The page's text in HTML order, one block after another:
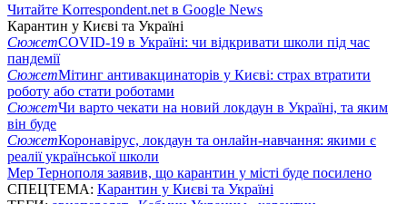
Читайте Korrespondent.net в Google News
Карантин у Києві та Україні
СюжетCOVID-19 в Україні: чи відкривати школи під час
пандемії
СюжетМітинг антивакцинаторів у Києві: страх втратити
роботу або стати роботами
СюжетЧи варто чекати на новий локдаун в Україні, та яким
він буде
СюжетКоронавірус, локдаун та онлайн-навчання: якими є
реалії української школи
Мер Тернополя заявив, що карантин у місті буде посилено
СПЕЦТЕМА: Карантин у Києві та Україні